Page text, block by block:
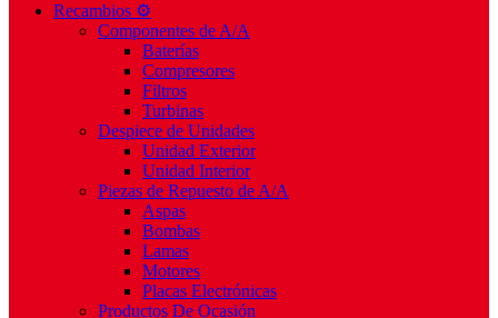
Recambios ⚙️
Componentes de A/A
Baterías
Compresores
Filtros
Turbinas
Despiece de Unidades
Unidad Exterior
Unidad Interior
Piezas de Repuesto de A/A
Aspas
Bombas
Lamas
Motores
Placas Electrónicas
Productos De Ocasión